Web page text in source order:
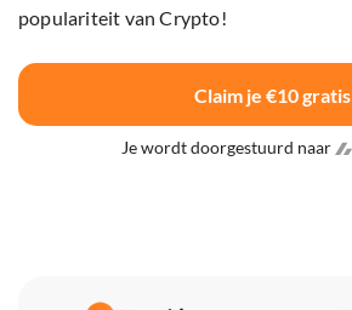
populariteit van Crypto!
Claim je €10 gratis
Je wordt doorgestuurd naar